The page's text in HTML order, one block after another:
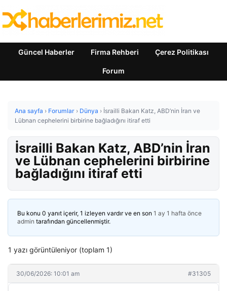
Güncel Haberler Firma Rehberi Çerez Politikası
Forum
Ana sayfa › Forumlar › Dünya › İsrailli Bakan Katz, ABD’nin İran ve
Lübnan cephelerini birbirine bağladığını itiraf etti
İsrailli Bakan Katz, ABD’nin İran
ve Lübnan cephelerini birbirine
bağladığını itiraf etti
Bu konu 0 yanıt içerir, 1 izleyen vardır ve en son 1 ay 1 hafta önce
admin tarafından güncellenmiştir.
1 yazı görüntüleniyor (toplam 1)
30/06/2026: 10:01 am #31305